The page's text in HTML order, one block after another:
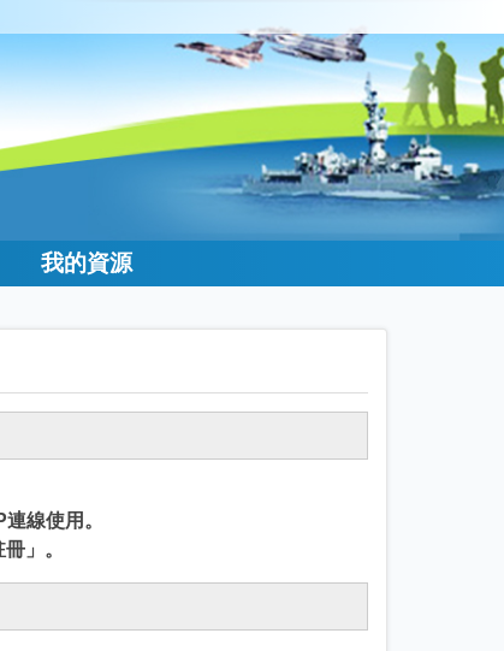
我的資源
線使用。
」。